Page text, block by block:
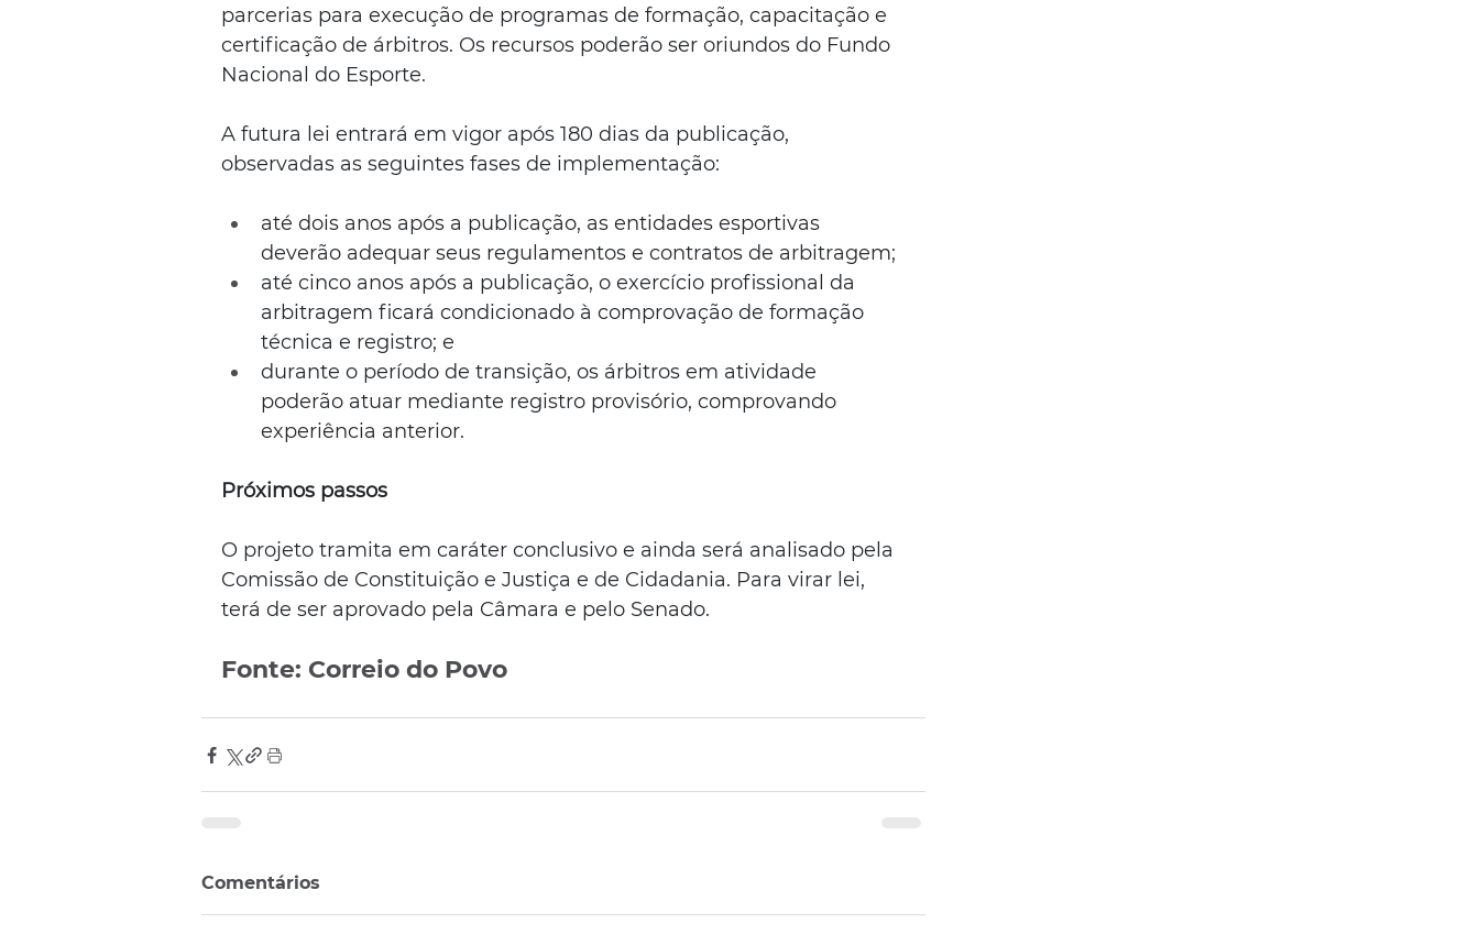
parcerias para execução de programas de formação, capacitação e
certificação de árbitros. Os recursos poderão ser oriundos do Fundo
Nacional do Esporte.
A futura lei entrará em vigor após 180 dias da publicação,
observadas as seguintes fases de implementação:
até dois anos após a publicação, as entidades esportivas
deverão adequar seus regulamentos e contratos de arbitragem;
até cinco anos após a publicação, o exercício profissional da
arbitragem ficará condicionado à comprovação de formação
técnica e registro; e
durante o período de transição, os árbitros em atividade
poderão atuar mediante registro provisório, comprovando
experiência anterior.
Próximos passos
O projeto tramita em caráter conclusivo e ainda será analisado pela
Comissão de Constituição e Justiça e de Cidadania. Para virar lei,
terá de ser aprovado pela Câmara e pelo Senado.
Fonte: Correio do Povo
Comentários